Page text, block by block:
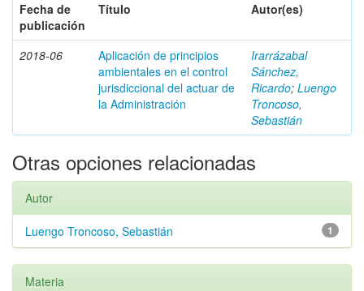
Fecha de
publicación
Título Autor(es)
2018-06
Aplicación de principios
ambientales en el control
jurisdiccional del actuar de
la Administración
Irarrázabal
Sánchez,
Ricardo; Luengo
Troncoso,
Sebastián
Otras opciones relacionadas
Autor
1
Luengo Troncoso, Sebastián
Materia